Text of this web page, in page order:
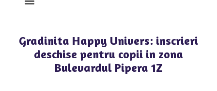
Gradinita Happy Univers: inscrieri
deschise pentru copii in zona
Bulevardul Pipera 1Z